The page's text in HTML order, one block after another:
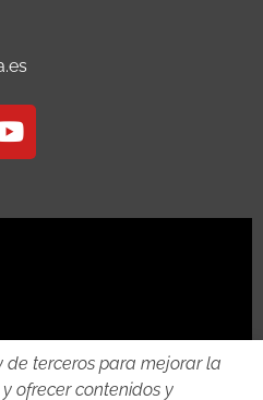
de terceros para mejorar la
ofrecer contenidos y